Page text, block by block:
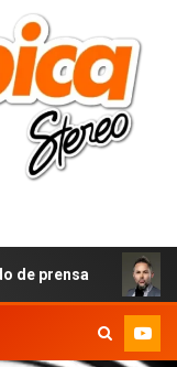
MARCOS